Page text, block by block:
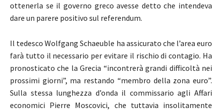
ottenerla se il governo greco avesse detto che intendeva
dare un parere positivo sul referendum.
Il tedesco Wolfgang Schaeuble ha assicurato che l’area euro
farà tutto il necessario per evitare il rischio di contagio. Ha
pronosticato che la Grecia “incontrerà grandi difficoltà nei
prossimi giorni”, ma restando “membro della zona euro”.
Sulla stessa lunghezza d’onda il commissario agli Affari
economici Pierre Moscovici, che tuttavia insolitamente